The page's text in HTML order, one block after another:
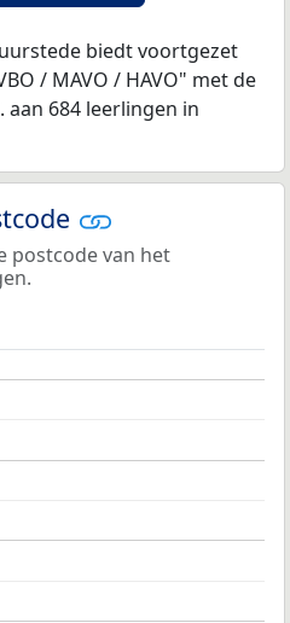
biedt voortgezet
/ MAVO / HAVO" met de
aan 684 leerlingen in
postcode van het